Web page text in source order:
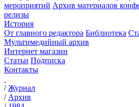
мероприятий Архив материалов
релизы
История
От главного редактора Библиотека
Мультимедийный архив
Интернет магазин
Статьи Подписка
Контакты
/Журнал
/ Архив